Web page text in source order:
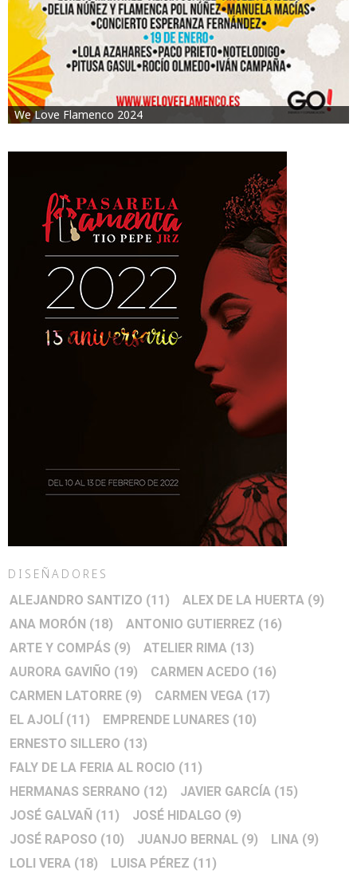
We Love Flamenco 2024
DISEÑADORES
ALEJANDRO SANTIZO (11) ALEX DE LA HUERTA (9)
ANA MORÓN (18) ANTONIO GUTIERREZ (16)
ARTE Y COMPÁS (9) ATELIER RIMA (13)
AURORA GAVIÑO (19) CARMEN ACEDO (16)
CARMEN LATORRE (9) CARMEN VEGA (17)
EL AJOLÍ (11) EMPRENDE LUNARES (10)
ERNESTO SILLERO (13)
FALY DE LA FERIA AL ROCIO (11)
HERMANAS SERRANO (12) JAVIER GARCÍA (15)
JOSÉ GALVAÑ (11) JOSÉ HIDALGO (9)
JOSÉ RAPOSO (10) JUANJO BERNAL (9) LINA (9)
LOLI VERA (18) LUISA PÉREZ (11)